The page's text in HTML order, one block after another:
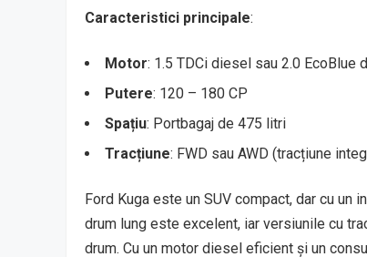
Caracteristici principale:
Motor: 1.5 TDCi diesel sau 2.0 EcoBlue
Putere: 120 – 180 CP
Spațiu: Portbagaj de 475 litri
Tracțiune: FWD sau AWD (tracțiune
Ford Kuga este un SUV compact, dar cu
drum lung este excelent, iar versiunile cu
drum. Cu un motor diesel eficient și un